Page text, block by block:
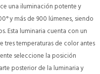
una iluminación potente y
y más de 900 lúmenes, siendo
Esta luminaria cuenta con un
tres temperaturas de color antes
seleccione la posición
posterior de la luminaria y